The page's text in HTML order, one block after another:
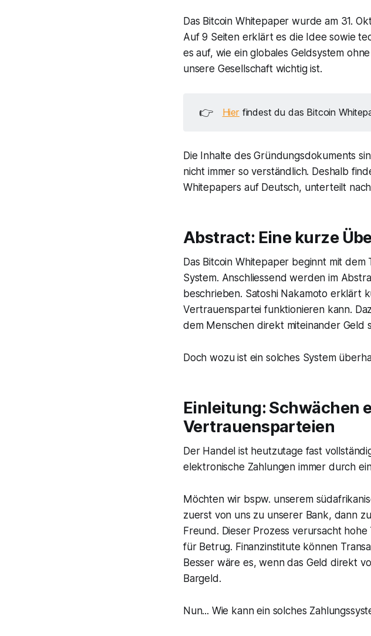
Das Bitcoin Whitepaper wurde am 31.
Auf 9 Seiten erklärt es die Idee sowie
es auf, wie ein globales Geldsystem
unsere Gesellschaft wichtig ist.
👉 Hierfindest du das Bitcoin
Die Inhalte des Gründungsdokuments
nicht immer so verständlich. Deshalb
Whitepapers auf Deutsch, unterteilt
Abstract: Eine kurze
Das Bitcoin Whitepaper beginnt mit dem
System. Anschliessend werden im
beschrieben. Satoshi Nakamoto erklärt
Vertrauenspartei funktionieren kann.
dem Menschen direkt miteinander Geld
Doch wozu ist ein solches System
Einleitung: Schwächen
Vertrauensparteien
Der Handel ist heutzutage fast
elektronische Zahlungen immer durch
Möchten wir bspw. unserem
zuerst von uns zu unserer Bank, dann
Freund. Dieser Prozess verursacht
für Betrug. Finanzinstitute können
Besser wäre es, wenn das Geld direkt
Bargeld.
Nun... Wie kann ein solches